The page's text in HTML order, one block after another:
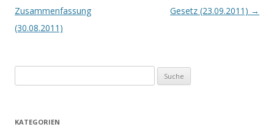
Navigation
Zusammenfassung
(30.08.2011)
Gesetz (23.09.2011) →
u
h
KATEGORIEN